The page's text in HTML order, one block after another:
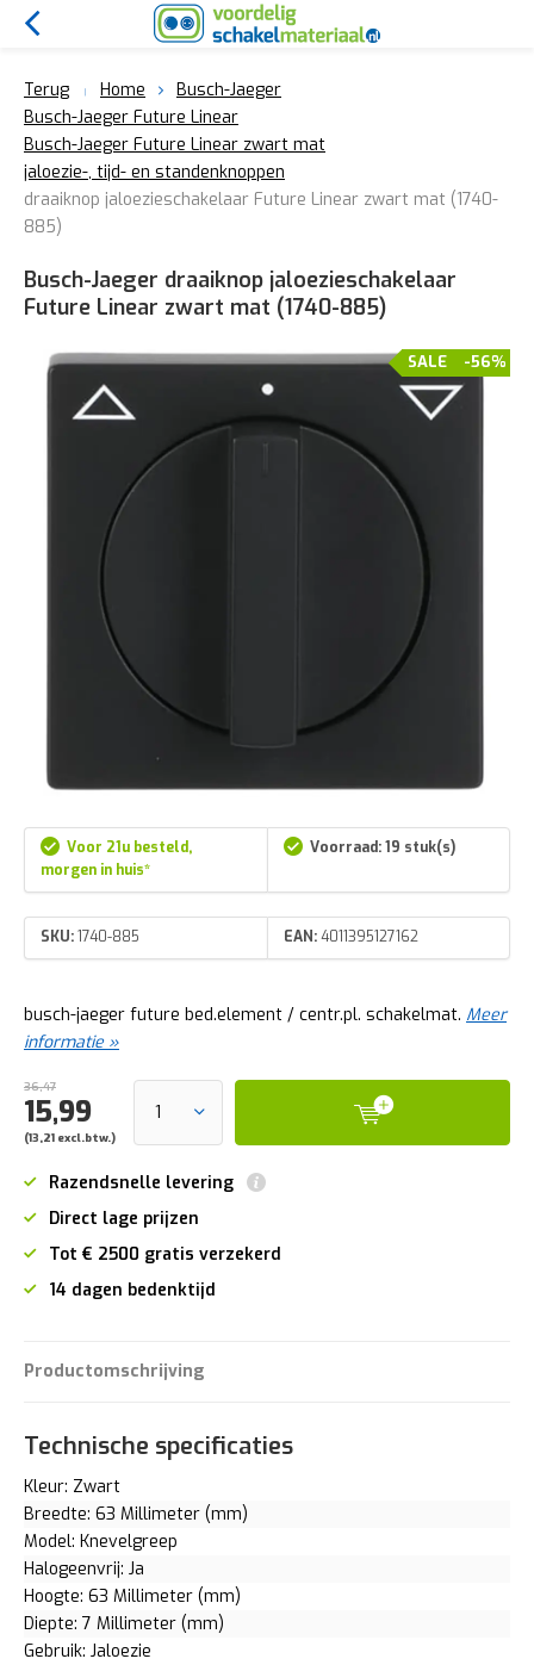
Terug Home
Busch-Jaeger
Busch-Jaeger Future Linear
Busch-Jaeger Future Linear zwart mat
jaloezie-, tijd- en standenknoppen
draaiknop jaloezieschakelaar Future Linear zwart mat (1740-
885)
Busch-Jaeger draaiknop jaloezieschakelaar
Future Linear zwart mat (1740-885)
-56%
SALE
Voor 21u besteld,
morgen in huis*
Voorraad: 19 stuk(s)
SKU:1740-885 EAN:4011395127162
busch-jaeger future bed.element / centr.pl. schakelmat. Meer
informatie »
36,47
15,99
(13,21 excl.btw.)
Razendsnelle levering
Direct lage prijzen
Tot € 2500 gratis verzekerd
14 dagen bedenktijd
Productomschrijving
Technische specificaties
Kleur: Zwart
Breedte: 63 Millimeter (mm)
Model: Knevelgreep
Halogeenvrij: Ja
Hoogte: 63 Millimeter (mm)
Diepte: 7 Millimeter (mm)
Gebruik: Jaloezie